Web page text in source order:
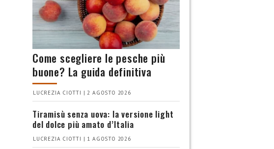
Come scegliere le pesche più
buone? La guida definitiva
LUCREZIA CIOTTI | 2 AGOSTO 2026
Tiramisù senza uova: la versione light
del dolce più amato d’Italia
LUCREZIA CIOTTI | 1 AGOSTO 2026